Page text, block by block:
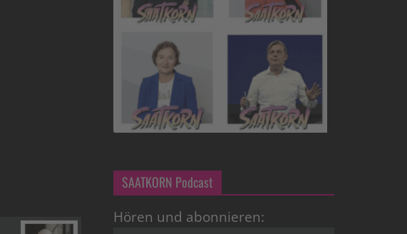
SAATKORN Podcast
Hören und abonnieren: